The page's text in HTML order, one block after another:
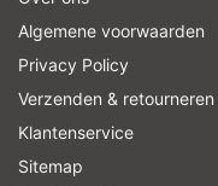
Algemene voorwaarden
Privacy Policy
Verzenden & retourneren
Klantenservice
Sitemap